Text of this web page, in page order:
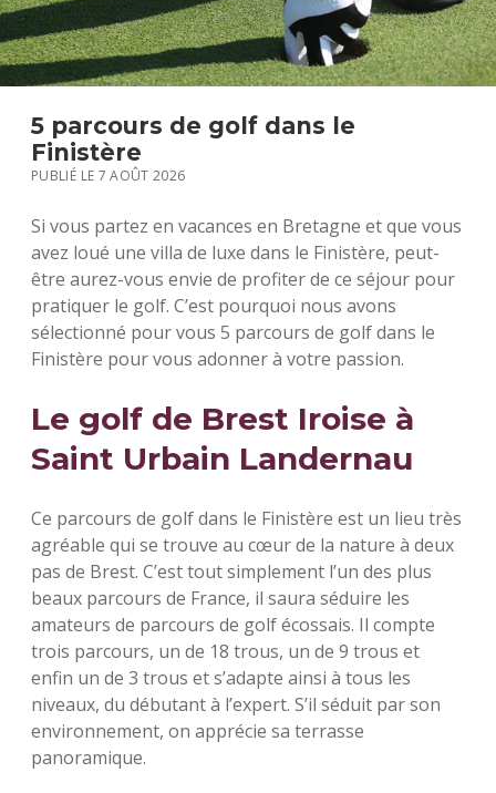
5 parcours de golf dans le
Finistère
PUBLIÉ LE 7 AOÛT 2026
Si vous partez en vacances en Bretagne et que vous
avez loué une villa de luxe dans le Finistère, peut-
être aurez-vous envie de profiter de ce séjour pour
pratiquer le golf. C’est pourquoi nous avons
sélectionné pour vous 5 parcours de golf dans le
Finistère pour vous adonner à votre passion.
Le golf de Brest Iroise à
Saint Urbain Landernau
Ce parcours de golf dans le Finistère est un lieu très
agréable qui se trouve au cœur de la nature à deux
pas de Brest. C’est tout simplement l’un des plus
beaux parcours de France, il saura séduire les
amateurs de parcours de golf écossais. Il compte
trois parcours, un de 18 trous, un de 9 trous et
enfin un de 3 trous et s’adapte ainsi à tous les
niveaux, du débutant à l’expert. S’il séduit par son
environnement, on apprécie sa terrasse
panoramique.